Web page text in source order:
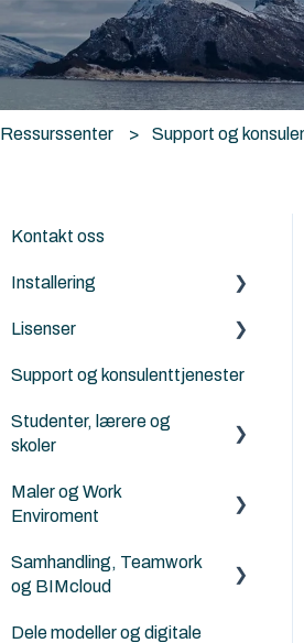
Det finnes ingen forslag fordi
Ressurssenter Support og
Kontakt oss
Installering
Archicad
Nordic Tools
ArchiFrame
Architerra
Goodies for Archicad
Lisenser
Archicad
Archicad Cloud licenser
Support og konsulenttjenester
Studenter, lærere og
skoler
Archicad BIM
norsktilpasset for
Norske kurs for studenter
Maler og Work
Enviroment
Maler
Samhandling, Teamwork
og BIMcloud
Generelt
Dele modeller og digitale